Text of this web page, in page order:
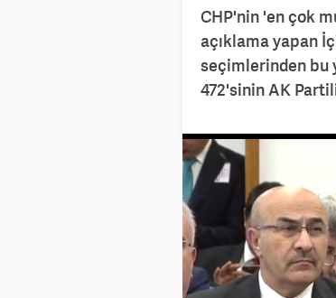
CHP'nin 'en çok
açıklama yapan
seçimlerinden bu
472'sinin AK